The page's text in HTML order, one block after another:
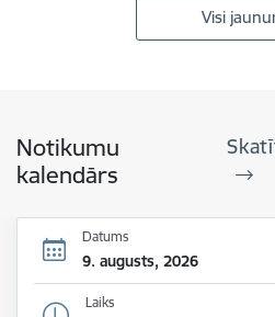
Visi
Notikumu
kalendārs
Datums
9. augusts, 2026
Laiks